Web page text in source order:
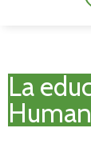
La